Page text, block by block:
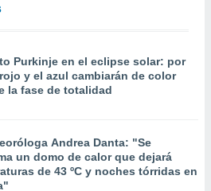
Purkinje en el eclipse solar: por
y el azul cambiarán de color
la fase de totalidad
Andrea Danta: "Se
un domo de calor que dejará
de 43 ºC y noches tórridas en